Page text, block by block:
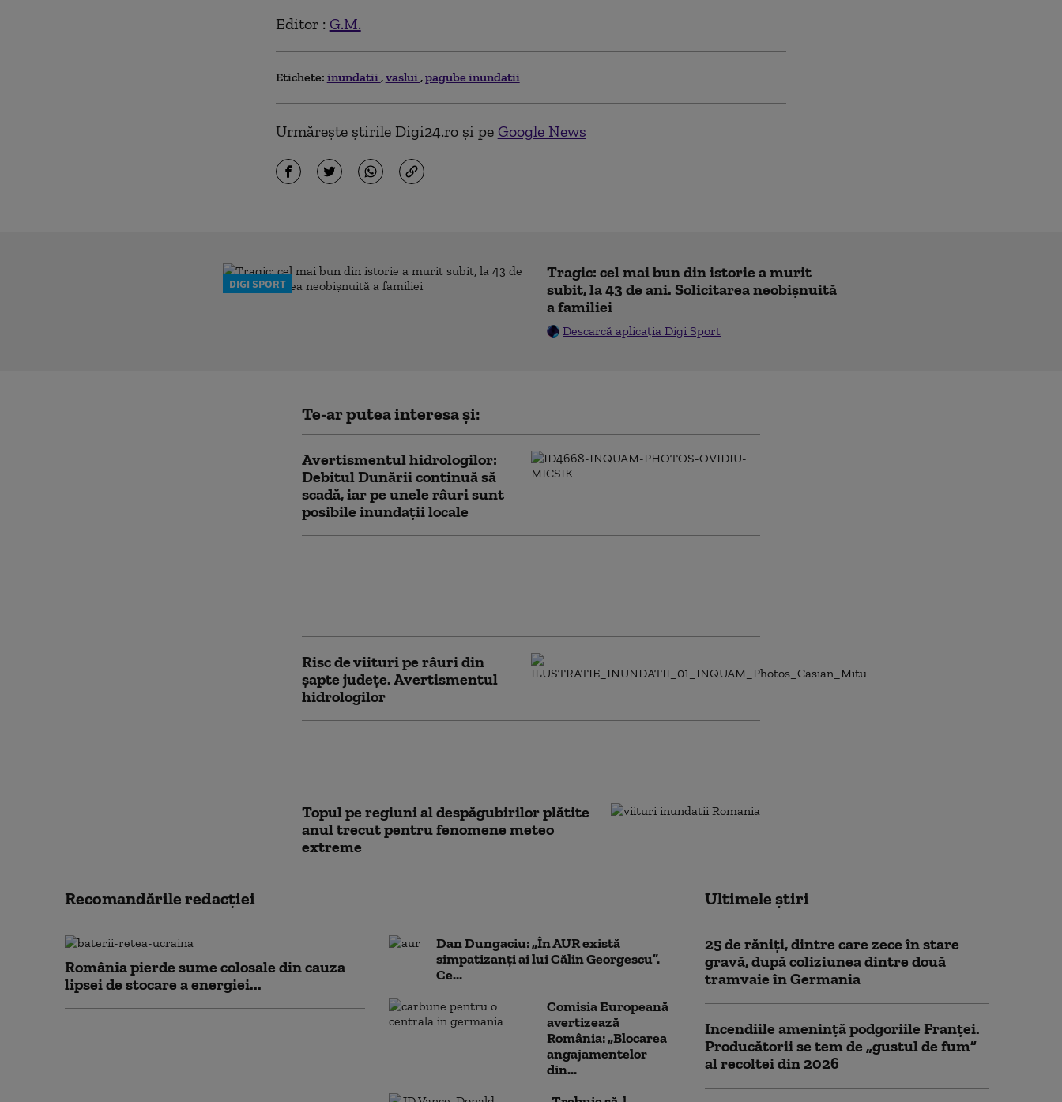
Editor : G.M.
Etichete: inundatii vaslui pagube inundatii
Urmărește știrile Digi24.ro și pe Google News
DIGI SPORT
Tragic: cel mai bun din istorie a murit
subit, la 43 de ani. Solicitarea neobișnuită
a familiei
Descarcă aplicația Digi Sport
Te-ar putea interesa și:
Avertismentul hidrologilor:
Debitul Dunării continuă să
scadă, iar pe unele râuri sunt
posibile inundații locale
Risc de viituri pe râuri din
șapte județe. Avertismentul
hidrologilor
Topul pe regiuni al despăgubirilor plătite
anul trecut pentru fenomene meteo
extreme
Recomandările redacţiei
România pierde sume colosale din cauza
lipsei de stocare a energiei...
Dan Dungaciu: „În AUR există
simpatizanți ai lui Călin Georgescu”.
Ce...
Comisia Europeană
avertizează
România: „Blocarea
angajamentelor
din...
Ultimele știri
25 de răniţi, dintre care zece în stare
gravă, după coliziunea dintre două
tramvaie în Germania
Incendiile amenință podgoriile Franței.
Producătorii se tem de „gustul de fum”
al recoltei din 2026